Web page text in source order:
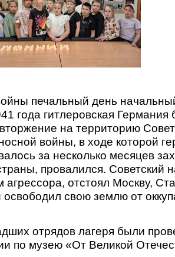
печальный день
года гитлеровская
на территорию
войны, в ходе которой
за несколько месяцев
провалился. Советский
агрессора, отстоял Москву,
свою землю от
отрядов лагеря были
по музею «От Великой